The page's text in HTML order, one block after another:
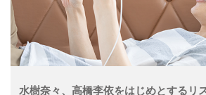
水樹奈々、高橋李依をはじめとするリ